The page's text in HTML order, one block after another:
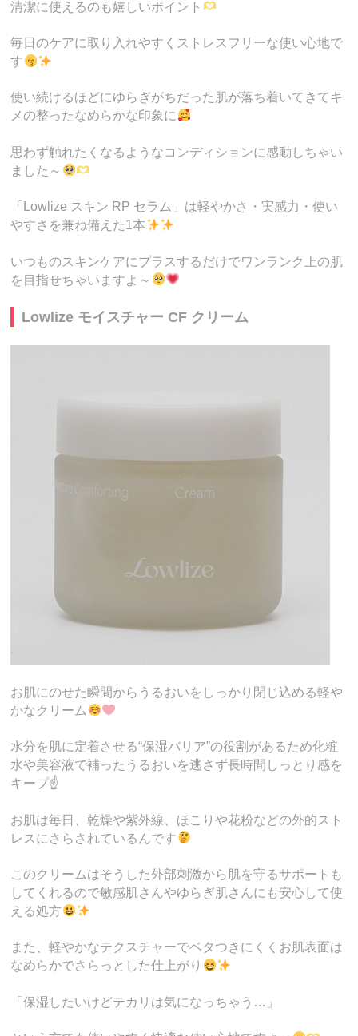
清潔に使えるのも嬉しいポイント
毎日のケアに取り入れやすくストレスフリーな使い心地で
す
使い続けるほどにゆらぎがちだった肌が落ち着いてきてキ
メの整ったなめらかな印象に
思わず触れたくなるようなコンディションに感動しちゃい
ました～
「Lowlize スキン RP セラム」は軽やかさ・実感力・使い
やすさを兼ね備えた1本
いつものスキンケアにプラスするだけでワンランク上の肌
を目指せちゃいますよ～
Lowlize モイスチャー CF クリーム
お肌にのせた瞬間からうるおいをしっかり閉じ込める軽や
かなクリーム
水分を肌に定着させる“保湿バリア”の役割があるため化粧
水や美容液で補ったうるおいを逃さず長時間しっとり感を
キープ☝️
お肌は毎日、乾燥や紫外線、ほこりや花粉などの外的スト
レスにさらされているんです
このクリームはそうした外部刺激から肌を守るサポートも
してくれるので敏感肌さんやゆらぎ肌さんにも安心して使
える処方
また、軽やかなテクスチャーでベタつきにくくお肌表面は
なめらかでさらっとした仕上がり
「保湿したいけどテカリは気になっちゃう…」